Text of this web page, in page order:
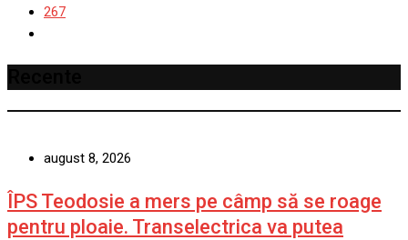
267
august 8, 2026
ÎPS Teodosie a mers pe câmp să se roage
pentru ploaie. Transelectrica va putea